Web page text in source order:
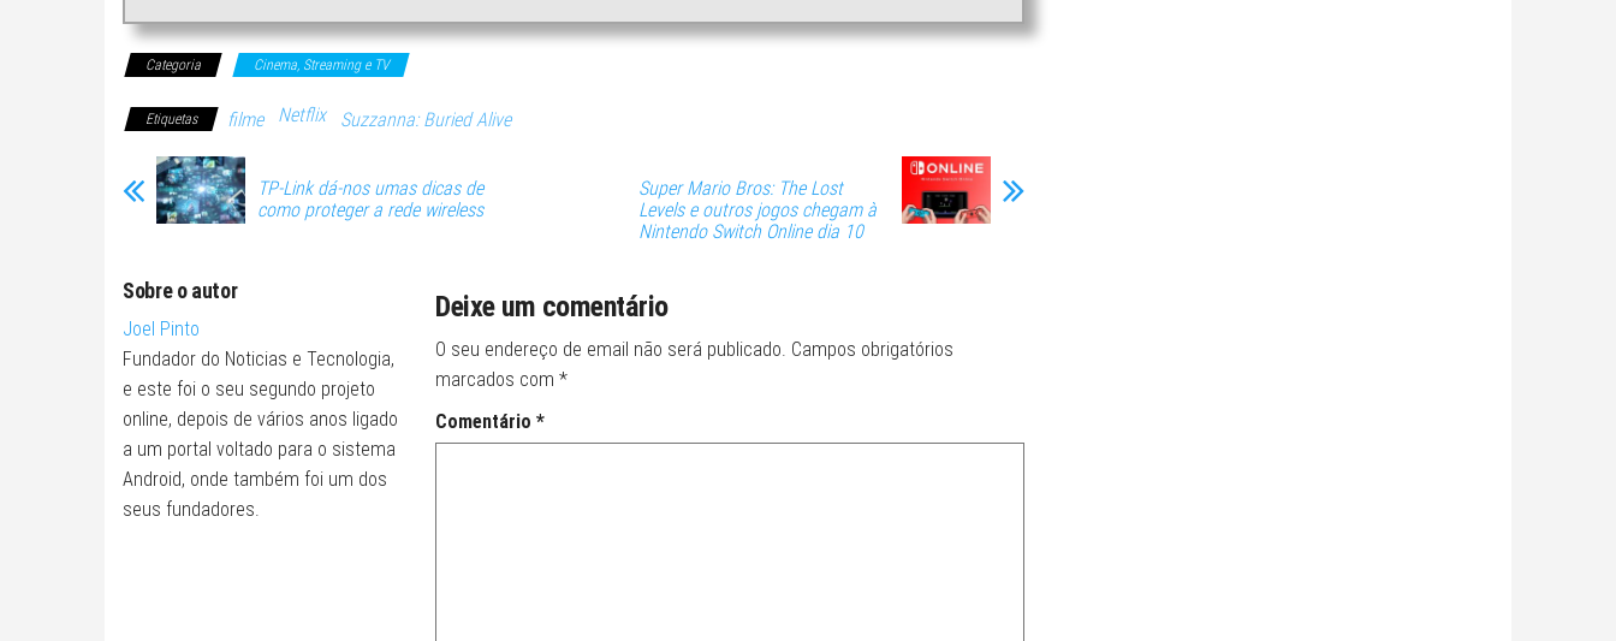
Categoria Cinema, Streaming e TV
Etiquetas filme Netflix Suzzanna: Buried Alive
TP-Link dá-nos umas dicas de
como proteger a rede wireless
Super Mario Bros: The Lost
Levels e outros jogos chegam à
Nintendo Switch Online dia 10
Sobre o autor
Joel Pinto
Fundador do Noticias e Tecnologia,
e este foi o seu segundo projeto
online, depois de vários anos ligado
a um portal voltado para o sistema
Android, onde também foi um dos
seus fundadores.
Deixe um comentário
O seu endereço de email não será publicado. Campos obrigatórios
marcados com *
Comentário *